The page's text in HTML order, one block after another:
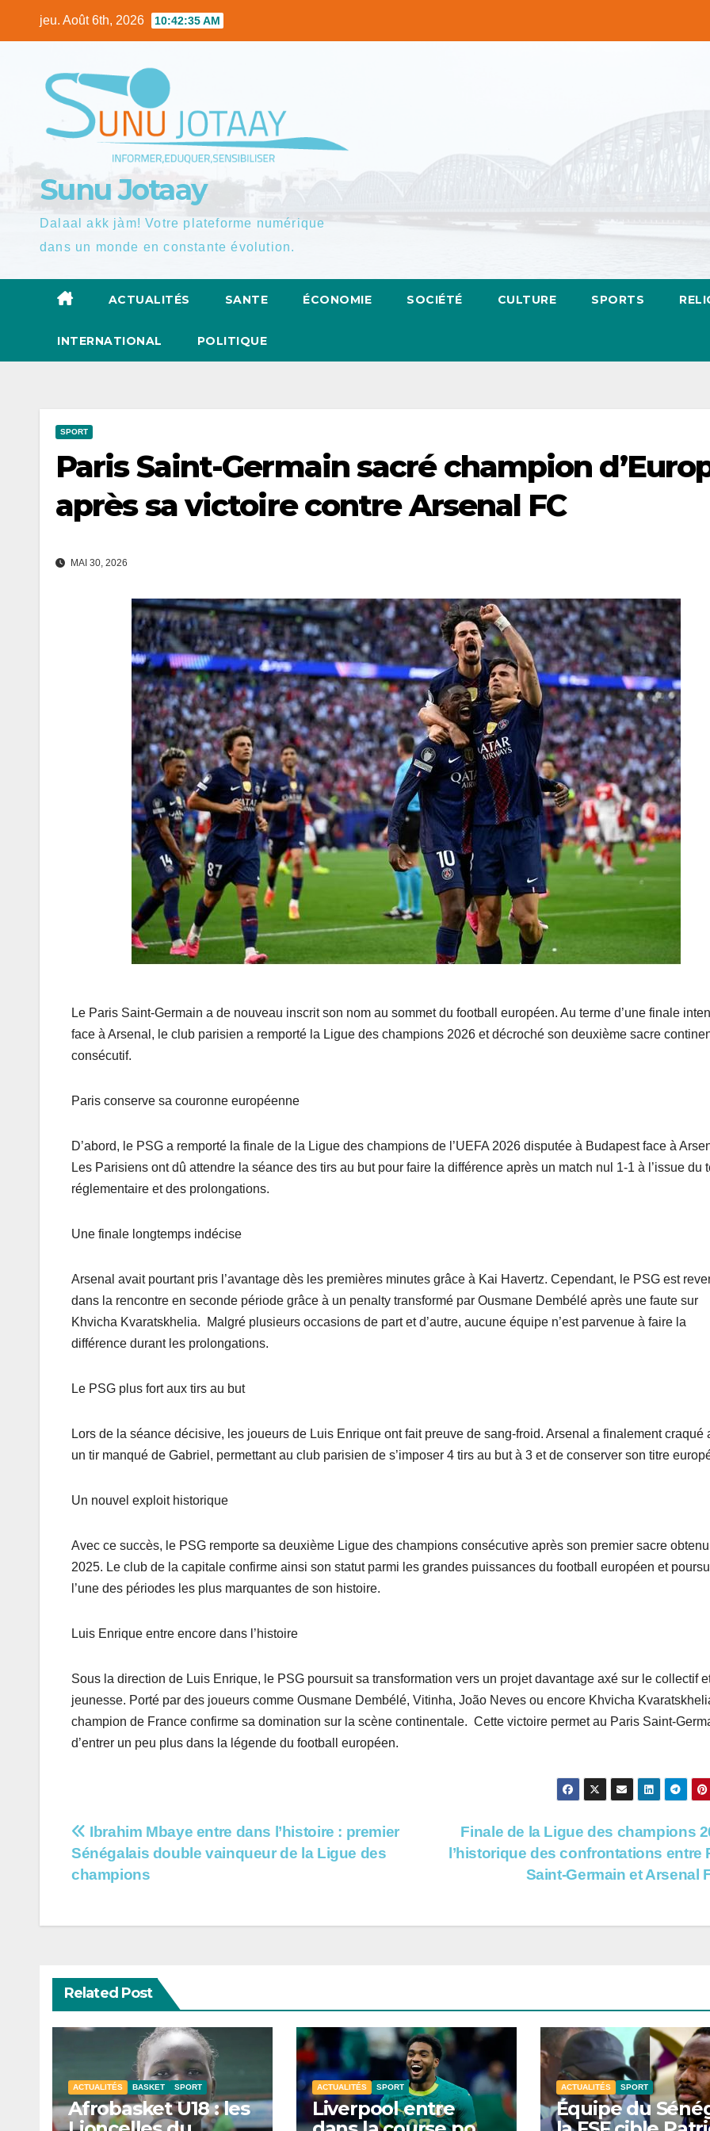
jeu. Août 6th, 2026 10:42:36 AM
Sunu Jotaay
Dalaal akk jàm! Votre plateforme numérique
dans un monde en constante évolution.
ACTUALITÉS SANTE ÉCONOMIE SOCIÉTÉ CULTURE SPORTS
INTERNATIONAL POLITIQUE
SPORT
Paris Saint-Germain sacré champion
après sa victoire contre Arsenal FC
MAI 30, 2026
Le Paris Saint-Germain a de nouveau inscrit son nom au sommet du football européen. Au terme d’une finale
face à Arsenal, le club parisien a remporté la Ligue des champions 2026 et décroché son deuxième sacre
consécutif.
Paris conserve sa couronne européenne
D’abord, le PSG a remporté la finale de la Ligue des champions de l’UEFA 2026 disputée à Budapest face à
Les Parisiens ont dû attendre la séance des tirs au but pour faire la différence après un match nul 1-1 à l’issue du
réglementaire et des prolongations.
Une finale longtemps indécise
Arsenal avait pourtant pris l’avantage dès les premières minutes grâce à Kai Havertz. Cependant, le PSG est
dans la rencontre en seconde période grâce à un penalty transformé par Ousmane Dembélé après une faute sur
Khvicha Kvaratskhelia. Malgré plusieurs occasions de part et d’autre, aucune équipe n’est parvenue à faire la
différence durant les prolongations.
Le PSG plus fort aux tirs au but
Lors de la séance décisive, les joueurs de Luis Enrique ont fait preuve de sang-froid. Arsenal a finalement craqué
un tir manqué de Gabriel, permettant au club parisien de s’imposer 4 tirs au but à 3 et de conserver son titre
Un nouvel exploit historique
Avec ce succès, le PSG remporte sa deuxième Ligue des champions consécutive après son premier sacre
2025. Le club de la capitale confirme ainsi son statut parmi les grandes puissances du football européen et
l’une des périodes les plus marquantes de son histoire.
Luis Enrique entre encore dans l’histoire
Sous la direction de Luis Enrique, le PSG poursuit sa transformation vers un projet davantage axé sur le collectif
jeunesse. Porté par des joueurs comme Ousmane Dembélé, Vitinha, João Neves ou encore Khvicha
champion de France confirme sa domination sur la scène continentale. Cette victoire permet au Paris Saint-
d’entrer un peu plus dans la légende du football européen.
Navigation
de
Finale de la Ligue des champions
l’historique des confrontations entre
Saint-Germain et Arsenal
Ibrahim Mbaye entre dans l’histoire : premier
Sénégalais double vainqueur de la Ligue des
champions
Related Post
ACTUALITÉS BASKET SPORT
Afrobasket U18 : les
ACTUALITÉS SPORT
Liverpool entre
ACTUALITÉS SPORT
Équipe du